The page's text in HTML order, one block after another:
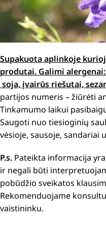
Supakuota aplinkoje
produtai. Galimi
soja, įvairūs riešutai,
partijos numeris – žiūrėti
Tinkamumo laikui
Saugoti nuo tiesioginių
vėsioje, sausoje, sandariai
P.s. Pateikta informacija
ir negali būti
pobūdžio sveikatos
Rekomenduojame
vaistininku.